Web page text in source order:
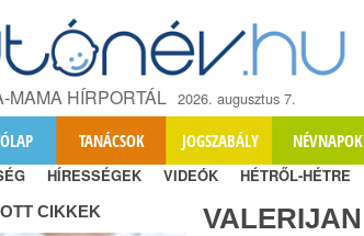
MAMA HÍRPORTÁL 2026. augusztus 7.
TANÁCSOK JOGSZABÁLY NÉVNAPOK
HÍRESSÉGEK VIDEÓK HÉTRŐL-HÉTRE
VALERIJAN
CIKKEK